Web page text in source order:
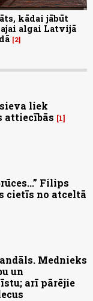
kādai jābūt
algai Latvijā
2
liek
attiecībās
1
Filips
cietīs no atceltā
Mednieks
un
arī pārējie